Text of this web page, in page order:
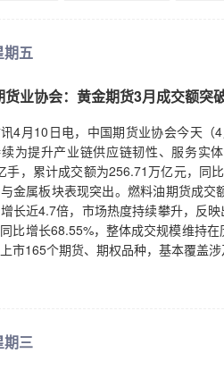
期五
货业协会：黄金期货3月成交额突
4月10日电，中国期货业协会今天
为提升产业链供应链韧性、服务实
手，累计成交额为256.71万亿元，同
金属板块表现突出。燃料油期货成
长近4.7倍，市场热度持续攀升，反
比增长68.55%，整体成交规模维持
市165个期货、期权品种，基本覆盖
期三